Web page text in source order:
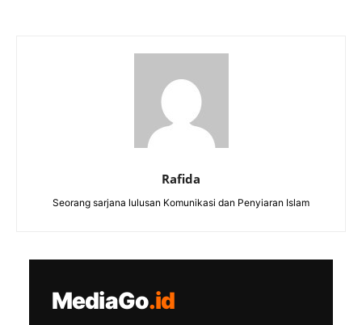
Rafida
Seorang sarjana lulusan Komunikasi dan Penyiaran Islam
MediaGo.id